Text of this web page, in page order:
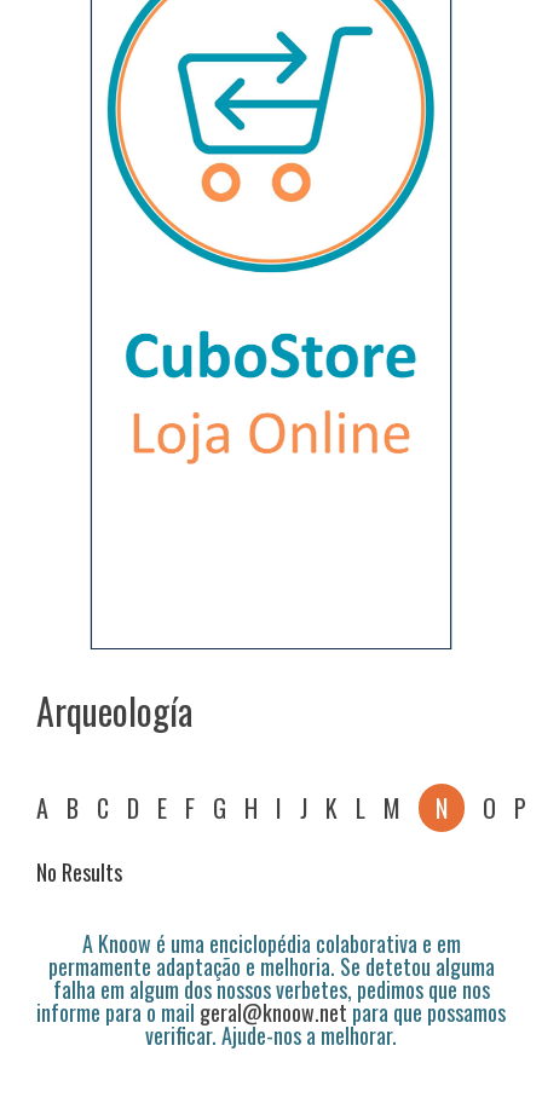
Arqueología
A B C D E F G H I J K L M N O P
No Results
A Knoow é uma enciclopédia colaborativa e em
permamente adaptação e melhoria. Se detetou alguma
falha em algum dos nossos verbetes, pedimos que nos
informe para o mail geral@knoow.netpara que possamos
verificar. Ajude-nos a melhorar.